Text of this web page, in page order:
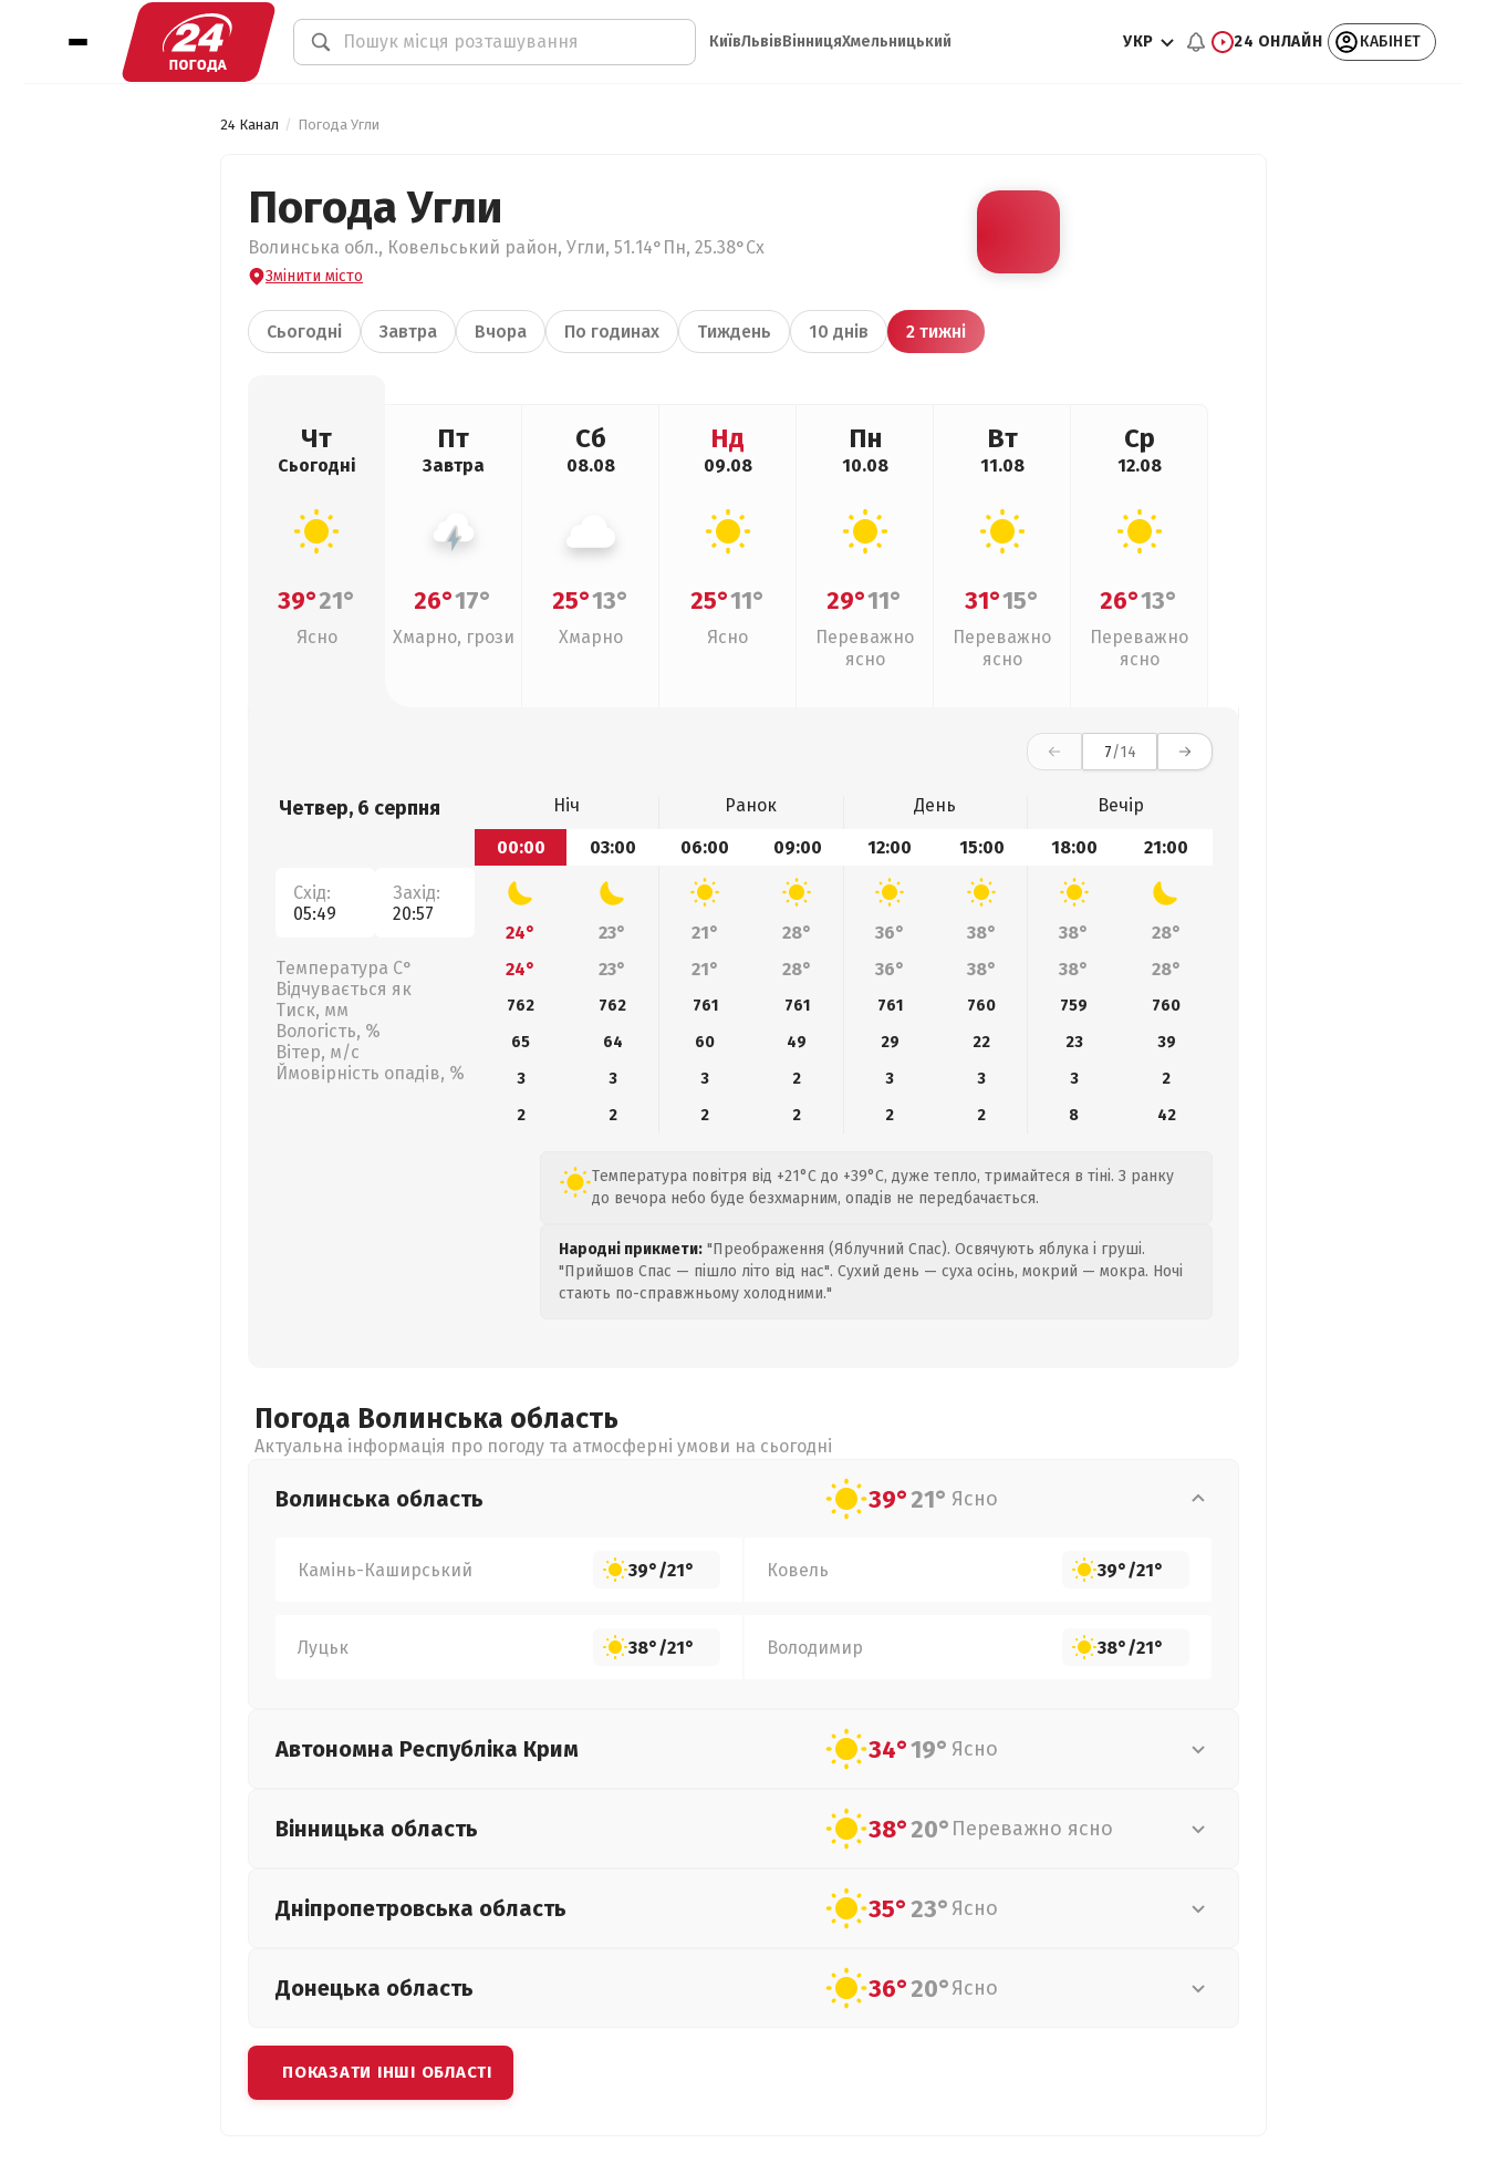
КиївЛьвівВінницяХмельницький УКР 24 ОНЛАЙН КАБІНЕТ
24 Канал Погода Угли
Погода Угли
Волинська обл., Ковельський район, Угли, 51.14°Пн, 25.38°Сх
Змінити місто
Сьогодні Завтра Вчора По годинах Тиждень 10 днів 2 тижні
Чт
Сьогодні
39°21°
Ясно
Пт
Завтра
26°17°
Хмарно, грози
Сб
08.08
25°13°
Хмарно
Нд
09.08
25°11°
Ясно
Пн
10.08
29°11°
Переважно
ясно
Вт
11.08
31°15°
Переважно
ясно
Ср
12.08
26°13°
Переважно
ясно
7/14
Четвер, 6 серпня
Схід:
05:49
Захід:
20:57
Температура С°
Відчувається як
Тиск, мм
Вологість, %
Вітер, м/с
Ймовірність опадів, %
Ніч Ранок День
Вечір
00:00
03:00 06:00 09:00 12:00 15:00 18:00 21:00
24° 23° 21° 28° 36° 38° 38°
28°
24°
23° 21° 28° 36° 38° 38° 28°
762 762 761 761 761 760 759
760
65
64 60 49 29 22 23
39
3
3 3 2 3 3 3
2
2
2 2 2 2 2 8 42
Температура повітря від +21°C до +39°C, дуже тепло, тримайтеся в тіні. З ранку
до вечора небо буде безхмарним, опадів не передбачається.
Народні прикмети: "Преображення (Яблучний Спас). Освячують яблука і груші.
"Прийшов Спас — пішло літо від нас". Сухий день — суха осінь, мокрий — мокра. Ночі
стають по-справжньому холодними."
Погода Волинська область
Актуальна інформація про погоду та атмосферні умови на сьогодні
Волинська область 39°21° Ясно
Камінь-Каширський 39°/21° Ковель 39°/21°
Луцьк 38°/21° Володимир 38°/21°
Автономна Республіка Крим 34°19° Ясно
Вінницька область 38°20° Переважно ясно
Дніпропетровська область 35°23° Ясно
Донецька область 36°20°Ясно
ПОКАЗАТИ ІНШІ ОБЛАСТІ